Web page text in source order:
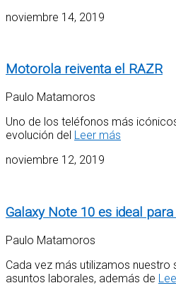
noviembre 14, 2019
Motorola reiventa el RAZR
Paulo Matamoros
Uno de los teléfonos más
evolución del Leer más
noviembre 12, 2019
Galaxy Note 10 es ideal
Paulo Matamoros
Cada vez más utilizamos
asuntos laborales, además de